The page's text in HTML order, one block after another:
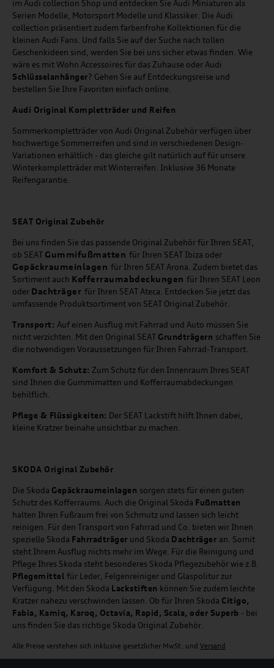
im Audi collection Shop und entdecken Sie Audi Miniaturen als
Serien Modelle, Motorsport Modelle und Klassiker. Die Audi
collection präsentiert zudem farbenfrohe Kollektionen für die
kleinen Audi Fans. Und falls Sie auf der Suche nach tollen
Geschenkideen sind, werden Sie bei uns sicher etwas finden. Wie
wäre es mit Wohn Accessoires für das Zuhause oder Audi
Schlüsselanhänger? Gehen Sie auf Entdeckungsreise und
bestellen Sie Ihre Favoriten einfach online.
Audi Original Kompletträder und Reifen
Sommerkompletträder von Audi Original Zubehör verfügen über
hochwertige Sommerreifen und sind in verschiedenen Design-
Variationen erhältlich - das gleiche gilt natürlich auf für unsere
Winterkompletträder mit Winterreifen. Inklusive 36 Monate
Reifengarantie.
SEAT Original Zubehör
Bei uns finden Sie das passende Original Zubehör für Ihren SEAT,
ob SEAT Gummifußmatten für Ihren SEAT Ibiza oder
Gepäckraumeinlagen für Ihren SEAT Arona. Zudem bietet das
Sortiment auch Kofferraumabdeckungen für Ihren SEAT Leon
oder Dachträger für Ihren SEAT Ateca. Entdecken Sie jetzt das
umfassende Produktsortiment von SEAT Original Zubehör.
Transport: Auf einen Ausflug mit Fahrrad und Auto müssen Sie
nicht verzichten. Mit den Original SEAT Grundträgern schaffen Sie
die notwendigen Voraussetzungen für Ihren Fahrrad-Transport.
Komfort & Schutz: Zum Schutz für den Innenraum Ihres SEAT
sind Ihnen die Gummimatten und Kofferraumabdeckungen
behilflich.
Pflege & Flüssigkeiten: Der SEAT Lackstift hilft Ihnen dabei,
kleine Kratzer beinahe unsichtbar zu machen.
SKODA Original Zubehör
Die Skoda Gepäckraumeinlagen sorgen stets für einen guten
Schutz des Kofferraums. Auch die Original Skoda Fußmatten
halten Ihren Fußraum frei von Schmutz und lassen sich leicht
reinigen. Für den Transport von Fahrrad und Co. bieten wir Ihnen
spezielle Skoda Fahrradträger und Skoda Dachträger an. Somit
steht Ihrem Ausflug nichts mehr im Wege. Für die Reinigung und
Pflege Ihres Skoda steht besonderes Skoda Pflegezubehör wie z.B.
Pflegemittel für Leder, Felgenreiniger und Glaspolitur zur
Verfügung. Mit den Skoda Lackstiften können Sie zudem leichte
Kratzer nahezu verschwinden lassen. Ob für Ihren Skoda Citigo,
Fabia, Kamiq, Karoq, Octavia, Rapid, Scala, oder Superb - bei
uns finden Sie das richtige Skoda Original Zubehör.
Alle Preise verstehen sich inklusive gesetzlicher MwSt. und Versand